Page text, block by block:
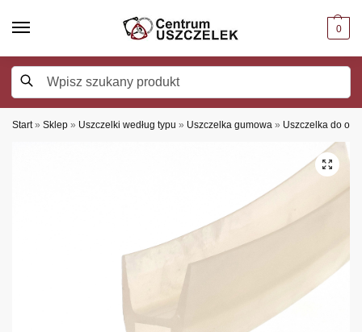
0
Start » Sklep » Uszczelki według typu » Uszczelka gumowa » Uszczelka do